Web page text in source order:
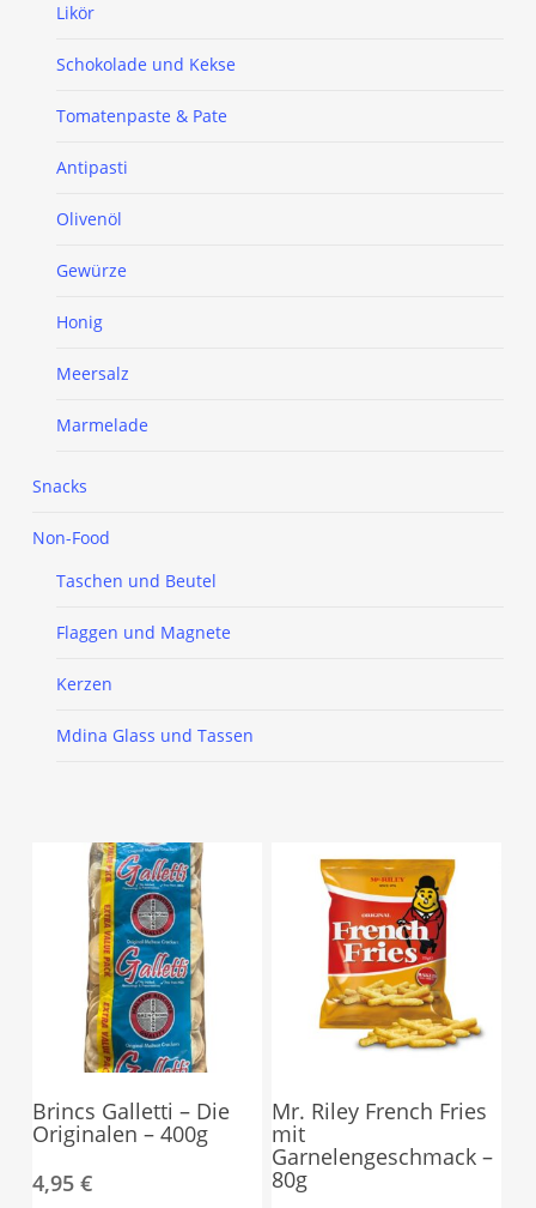
Likör
Schokolade und Kekse
Tomatenpaste & Pate
Antipasti
Olivenöl
Gewürze
Honig
Meersalz
Marmelade
Snacks
Non-Food
Taschen und Beutel
Flaggen und Magnete
Kerzen
Mdina Glass und Tassen
Brincs Galletti – Die
Originalen – 400g
4,95 €
Mr. Riley French Fries
mit
Garnelengeschmack –
80g